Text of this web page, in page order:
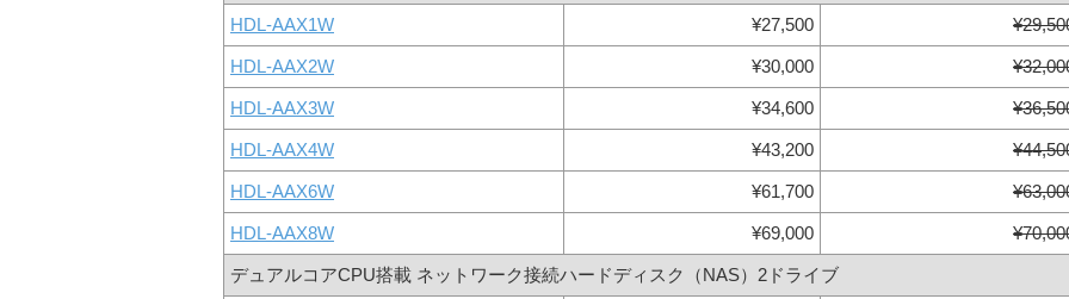
HDL-AAX1W ¥27,500
HDL-AAX2W ¥30,000
HDL-AAX3W ¥34,600
HDL-AAX4W ¥43,200
HDL-AAX6W ¥61,700
HDL-AAX8W ¥69,000
デュアルコアCPU搭載 ネットワーク接続ハードディスク（NAS）2ドライブ